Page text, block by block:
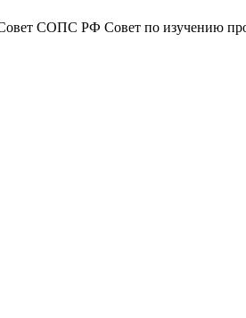
СОПС РФ Совет по изучению